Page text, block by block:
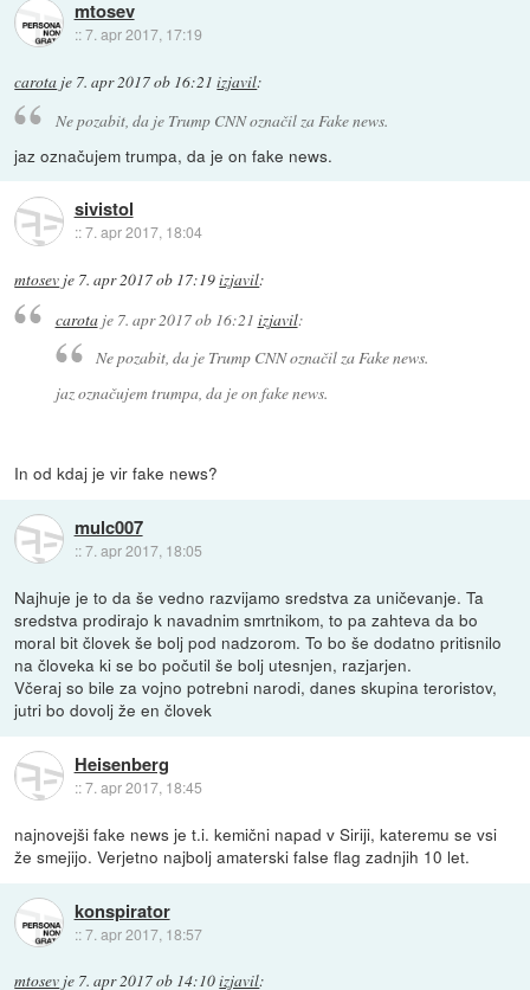
mtosev
::7. apr 2017, 17:19
carota je 7. apr 2017 ob 16:21 izjavil:
Ne pozabit, da je Trump CNN označil za Fake news.
jaz označujem trumpa, da je on fake news.
sivistol
::7. apr 2017, 18:04
mtosev je 7. apr 2017 ob 17:19izjavil:
carotaje 7. apr 2017 ob 16:21 izjavil:
Ne pozabit, da je Trump CNN označil za Fake news.
jaz označujem trumpa, da je on fake news.
In od kdaj je vir fake news?
mulc007
::7. apr 2017, 18:05
Najhuje je to da še vedno razvijamo sredstva za uničevanje. Ta
sredstva prodirajo k navadnim smrtnikom, to pa zahteva da bo
moral bit človek še bolj pod nadzorom. To bo še dodatno pritisnilo
na človeka ki se bo počutil še bolj utesnjen, razjarjen.
Včeraj so bile za vojno potrebni narodi, danes skupina teroristov,
jutri bo dovolj že en človek
Heisenberg
::7. apr 2017, 18:45
najnovejši fake news je t.i. kemični napad v Siriji, kateremu se vsi
že smejijo. Verjetno najbolj amaterski false flag zadnjih 10 let.
konspirator
::7. apr 2017, 18:57
mtosev je 7. apr 2017 ob 14:10izjavil: